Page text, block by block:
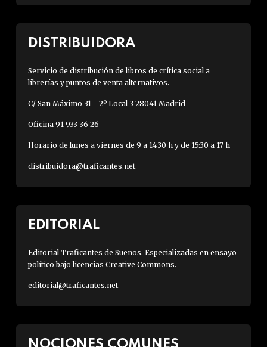
DISTRIBUIDORA
Servicio de distribución de libros de crítica social a
librerías y puntos de venta alternativos.
C/ San Máximo 31 - 2º Local 3 28041 Madrid
Oficina 91 933 36 26
Horario de lunes a viernes de 9 a 14:30 h y de 15:30 a 17 h
distribuidora@traficantes.net
EDITORIAL
Editorial Traficantes de Sueños. Especializadas en ensayo
político bajo licencias Creative Commons.
editorial@traficantes.net